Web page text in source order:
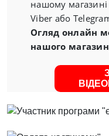
нашому магазині
Viber або
Огляд онлайн
нашого